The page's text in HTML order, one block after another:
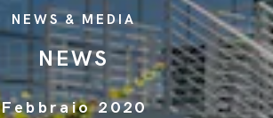
NEWS & MEDIA
NEWS
Febbraio 2020